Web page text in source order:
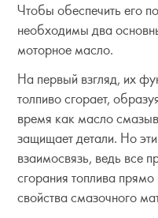
Чтобы обеспечить его
необходимы два
моторное масло.
На первый взгляд, их
толпиво сгорает,
время как масло
защищает детали. Но
взаимосвязь, ведь все
сгорания топлива прямо
свойства смазочного